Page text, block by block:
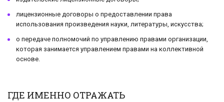
лицензионные договоры о предоставлении права
использования произведения науки, литературы, искусства;
о передаче полномочий по управлению правами организации,
которая занимается управлением правами на коллективной
основе.
ГДЕ ИМЕННО ОТРАЖАТЬ